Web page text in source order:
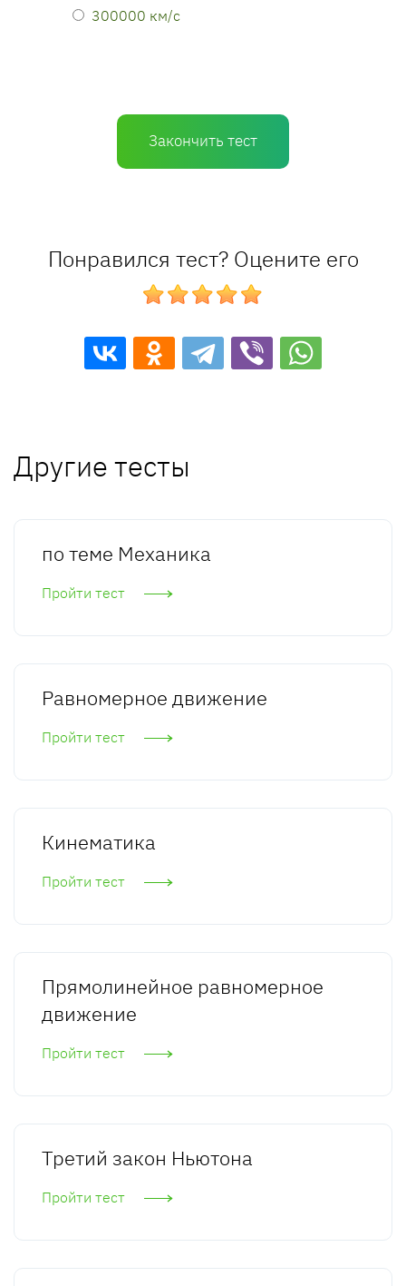
300000 км/с
Закончить тест
Понравился тест? Оцените его
Другие тесты
по теме Механика
Пройти тест
Равномерное движение
Пройти тест
Кинематика
Пройти тест
Прямолинейное равномерное
движение
Пройти тест
Третий закон Ньютона
Пройти тест